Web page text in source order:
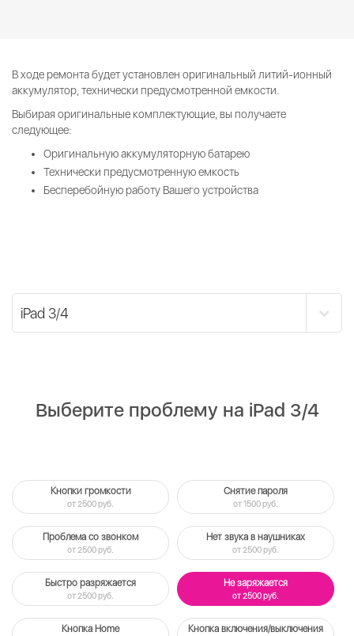
В ходе ремонта будет установлен оригинальный литий-ионный
аккумулятор, технически предусмотренной емкости.
Выбирая оригинальные комплектующие, вы получаете
следующее:
Оригинальную аккумуляторную батарею
Технически предусмотренную емкость
Бесперебойную работу Вашего устройства
Выберите проблему на iPad 3/4
Кнопки громкости
от 2500 руб.
Снятие пароля
от 1500 руб.
Проблема со звонком
от 2500 руб.
Нет звука в наушниках
от 2500 руб.
Быстро разряжается
от 2500 руб.
Не заряжается
от 2500 руб.
Кнопка Home Кнопка включения/выключения